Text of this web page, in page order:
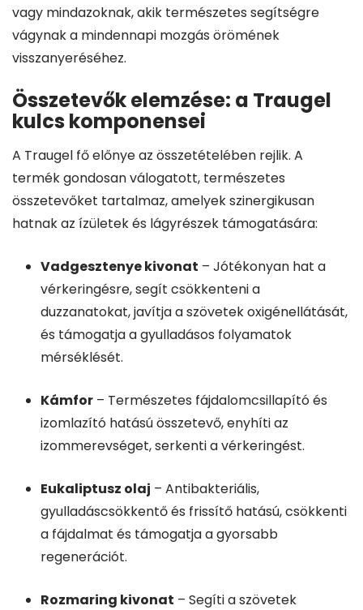
vagy mindazoknak, akik természetes segítségre
vágynak a mindennapi mozgás örömének
visszanyeréséhez.
Összetevők elemzése: a Traugel
kulcs komponensei
A Traugel fő előnye az összetételében rejlik. A
termék gondosan válogatott, természetes
összetevőket tartalmaz, amelyek szinergikusan
hatnak az ízületek és lágyrészek támogatására:
Vadgesztenye kivonat – Jótékonyan hat a
vérkeringésre, segít csökkenteni a
duzzanatokat, javítja a szövetek oxigénellátását,
és támogatja a gyulladásos folyamatok
mérséklését.
Kámfor – Természetes fájdalomcsillapító és
izomlazító hatású összetevő, enyhíti az
izommerevséget, serkenti a vérkeringést.
Eukaliptusz olaj – Antibakteriális,
gyulladáscsökkentő és frissítő hatású, csökkenti
a fájdalmat és támogatja a gyorsabb
regenerációt.
Rozmaring kivonat – Segíti a szövetek